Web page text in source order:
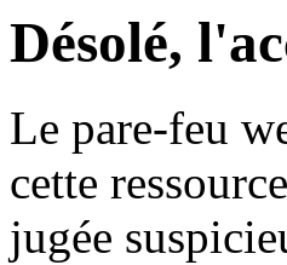
Désolé,
Le pare-feu
cette
jugée